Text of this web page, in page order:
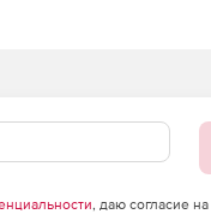
к
, даю согласие на